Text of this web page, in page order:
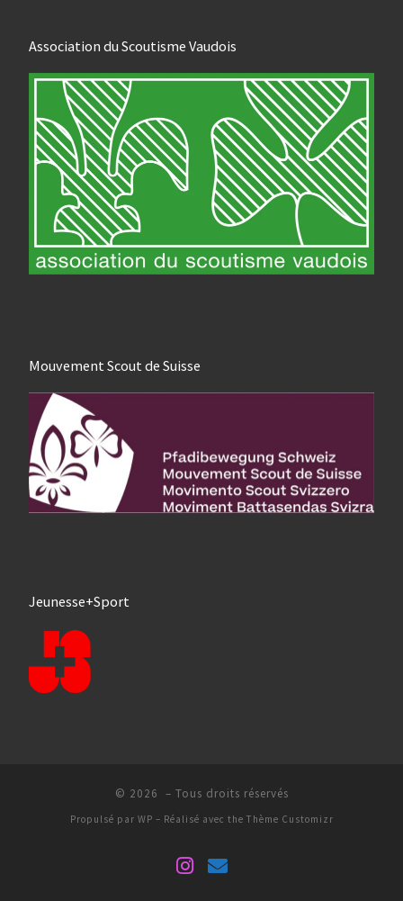
Association du Scoutisme Vaudois
Mouvement Scout de Suisse
Jeunesse+Sport
© 2026 – Tous droits réservés
Propulsé par WP – Réalisé avec the Thème Customizr